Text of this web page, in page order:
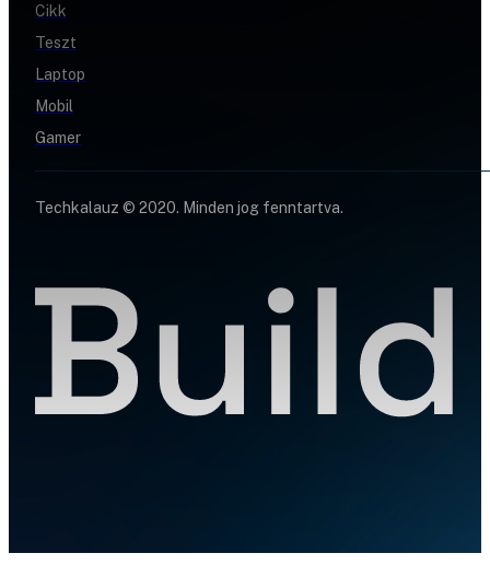
Cikk
Teszt
Laptop
Mobil
Gamer
Techkalauz © 2020. Minden jog fenntartva.